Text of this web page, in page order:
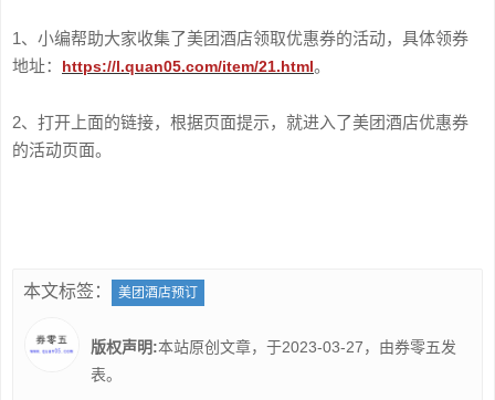
1、小编帮助大家收集了美团酒店领取优惠券的活动，具体领券
地址： https://l.quan05.com/item/21.html。
2、打开上面的链接，根据页面提示，就进入了美团酒店优惠券
的活动页面。
本文标签： 美团酒店预订
版权声明:本站原创文章，于2023-03-27，由券零五发
表。